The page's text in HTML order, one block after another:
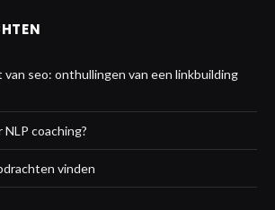
seo: onthullingen van een linkbuilding
NLP coaching?
vinden